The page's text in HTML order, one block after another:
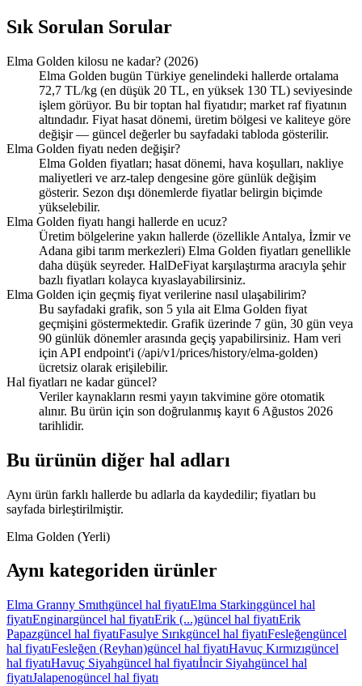
Sık Sorulan Sorular
Elma Golden kilosu ne kadar? (2026)
Elma Golden bugün Türkiye genelindeki hallerde ortalama
72,7 TL/kg (en düşük 20 TL, en yüksek 130 TL) seviyesinde
işlem görüyor. Bu bir toptan hal fiyatıdır; market raf fiyatının
altındadır. Fiyat hasat dönemi, üretim bölgesi ve kaliteye göre
değişir — güncel değerler bu sayfadaki tabloda gösterilir.
Elma Golden fiyatı neden değişir?
Elma Golden fiyatları; hasat dönemi, hava koşulları, nakliye
maliyetleri ve arz-talep dengesine göre günlük değişim
gösterir. Sezon dışı dönemlerde fiyatlar belirgin biçimde
yükselebilir.
Elma Golden fiyatı hangi hallerde en ucuz?
Üretim bölgelerine yakın hallerde (özellikle Antalya, İzmir ve
Adana gibi tarım merkezleri) Elma Golden fiyatları genellikle
daha düşük seyreder. HalDeFiyat karşılaştırma aracıyla şehir
bazlı fiyatları kolayca kıyaslayabilirsiniz.
Elma Golden için geçmiş fiyat verilerine nasıl ulaşabilirim?
Bu sayfadaki grafik, son 5 yıla ait Elma Golden fiyat
geçmişini göstermektedir. Grafik üzerinde 7 gün, 30 gün veya
90 günlük dönemler arasında geçiş yapabilirsiniz. Ham veri
için API endpoint'i (/api/v1/prices/history/elma-golden)
ücretsiz olarak erişilebilir.
Hal fiyatları ne kadar güncel?
Veriler kaynakların resmi yayın takvimine göre otomatik
alınır. Bu ürün için son doğrulanmış kayıt 6 Ağustos 2026
tarihlidir.
Bu ürünün diğer hal adları
Aynı ürün farklı hallerde bu adlarla da kaydedilir; fiyatları bu
sayfada birleştirilmiştir.
Elma Golden (Yerli)
Aynı kategoriden ürünler
Elma Granny Smıthgüncel hal fiyatıElma Starkinggüncel hal
fiyatıEnginargüncel hal fiyatıErik (...)güncel hal fiyatıErik
Papazgüncel hal fiyatıFasulye Sırıkgüncel hal fiyatıFesleğengüncel
hal fiyatıFesleğen (Reyhan)güncel hal fiyatıHavuç Kırmızıgüncel
hal fiyatıHavuç Siyahgüncel hal fiyatıİncir Siyahgüncel hal
fiyatıJalapenogüncel hal fiyatı